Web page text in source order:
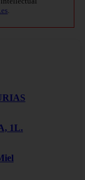
.
1L.